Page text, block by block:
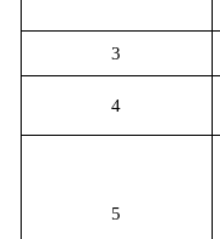
3
4
5